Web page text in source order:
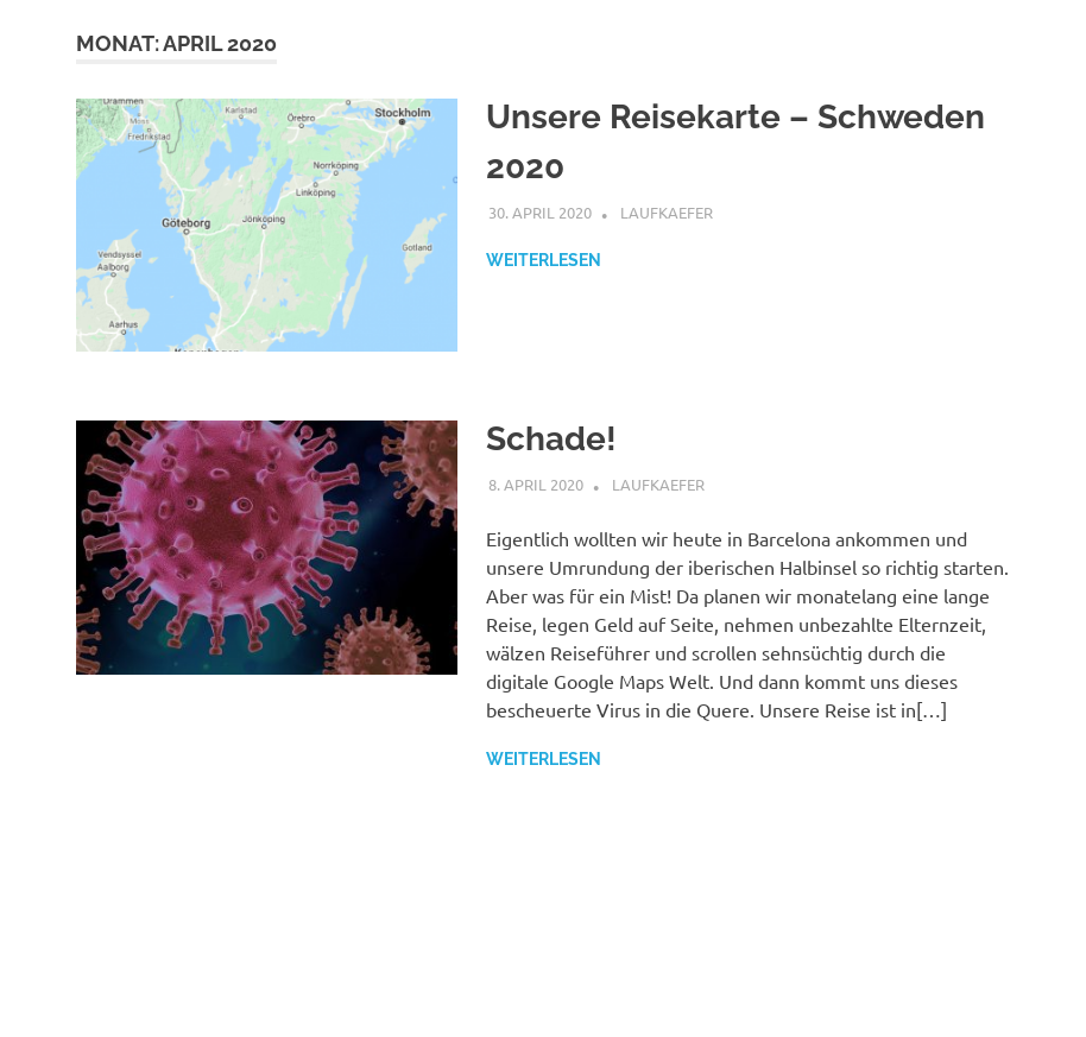
MONAT:APRIL 2020
Unsere Reisekarte – Schweden
2020
30. APRIL 2020 LAUFKAEFER
WEITERLESEN
Schade!
8. APRIL 2020 LAUFKAEFER
Eigentlich wollten wir heute in Barcelona ankommen und
unsere Umrundung der iberischen Halbinsel so richtig starten.
Aber was für ein Mist! Da planen wir monatelang eine lange
Reise, legen Geld auf Seite, nehmen unbezahlte Elternzeit,
wälzen Reiseführer und scrollen sehnsüchtig durch die
digitale Google Maps Welt. Und dann kommt uns dieses
bescheuerte Virus in die Quere. Unsere Reise ist in[…]
WEITERLESEN